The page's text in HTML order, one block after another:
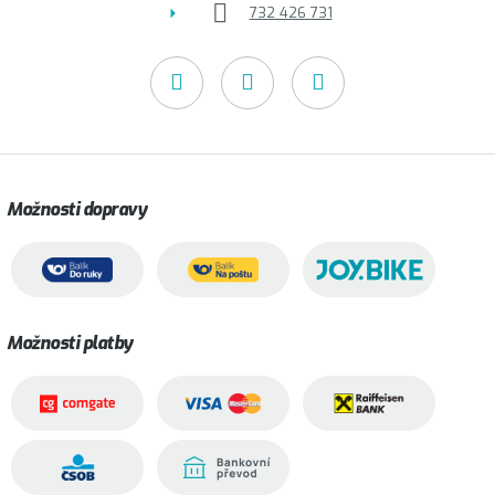
732 426 731
Možnosti dopravy
Možnosti platby